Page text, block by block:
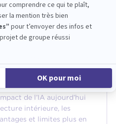
et professionnels
donc une opportunité. Ne
serait se priver de
en architecture
de l’IA aujourd’hui
intérieure, les
et limites plus en